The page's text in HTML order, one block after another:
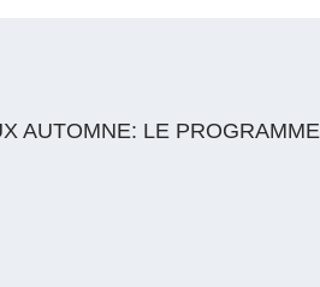
AUTOMNE: LE PROGRAMME